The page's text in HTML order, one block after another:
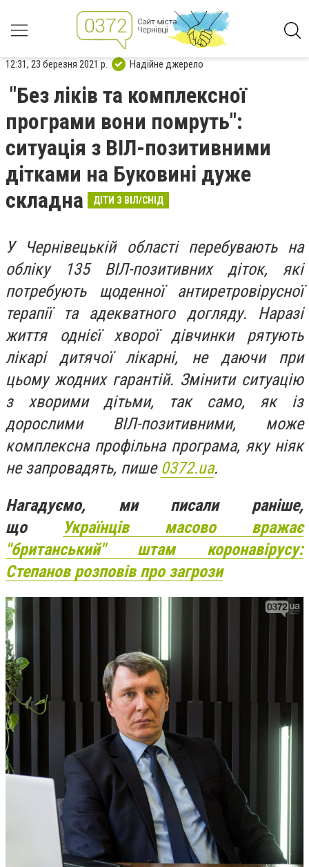
12:31, 23 березня 2021 р. Надійне джерело
"Без ліків та комплексної
програми вони помруть":
ситуація з ВІЛ-позитивними
дітками на Буковині дуже
складна
ДІТИ З ВІЛ/СНІД
У Чернівецькій області перебувають на
обліку 135 ВІЛ-позитивних діток, які
потребують щоденної антиретровірусної
терапії та адекватного догляду. Наразі
життя однієї хворої дівчинки рятують
лікарі дитячої лікарні, не даючи при
цьому жодних гарантій. Змінити ситуацію
з хворими дітьми, так само, як із
дорослими ВІЛ-позитивними, може
комплексна профільна програма, яку ніяк
не запровадять, пише 0372.ua.
Нагадуємо, ми писали раніше,
що
Українців масово вражає
"британський" штам коронавірусу:
Степанов розповів про загрози